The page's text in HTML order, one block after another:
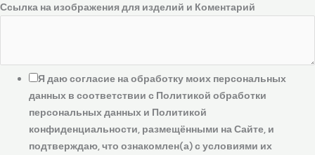
Ссылка на изображения для изделий и Коментарий
Я даю согласие на обработку моих персональных
данных в соответствии с Политикой обработки
персональных данных и Политикой
конфиденциальности, размещёнными на Сайте, и
подтверждаю, что ознакомлен(а) с условиями их